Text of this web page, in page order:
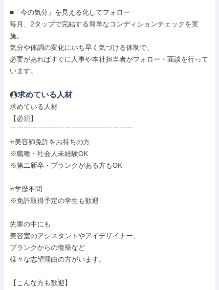
■「今の気分」を見える化してフォロー
毎月、2タップで完結する簡単なコンディションチェックを実
施。
気分や体調の変化にいち早く気づける体制で、
必要があればすぐに人事や本社担当者がフォロー・面談を行って
います。
求めている人材
求めている人材
【必須】
￣￣￣￣￣￣￣￣￣￣￣￣￣￣￣￣￣￣
⭐美容師免許をお持ちの方
※職種・社会人未経験OK
※第二新卒・ブランクがある方もOK
⭐学歴不問
※免許取得予定の学生も歓迎
先輩の中にも
美容室のアシスタントやアイデザイナー、
ブランクからの復帰など
様々な志望理由の方がいます。
【こんな方も歓迎】